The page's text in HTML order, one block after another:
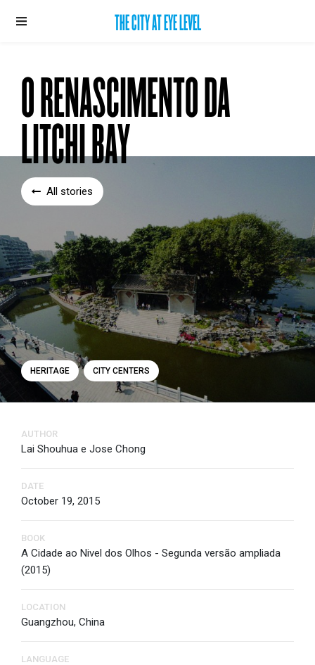
THE CITY AT EYE LEVEL
O RENASCIMENTO DA
LITCHI BAY
All stories
HERITAGE CITY CENTERS
AUTHOR
Lai Shouhua e Jose Chong
DATE
October 19, 2015
BOOK
A Cidade ao Nivel dos Olhos - Segunda versão ampliada
(2015)
LOCATION
Guangzhou, China
LANGUAGE